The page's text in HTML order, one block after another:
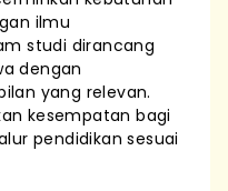
ilmu
studi dirancang
dengan
yang relevan.
kesempatan bagi
pendidikan sesuai